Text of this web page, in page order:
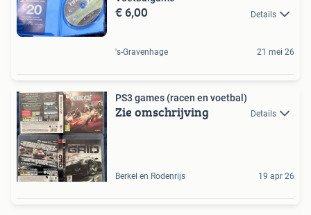
€ 6,00 Details
's-Gravenhage 21 mei 26
PS3 games (racen en voetbal)
Zie omschrijving Details
Berkel en Rodenrijs 19 apr 26